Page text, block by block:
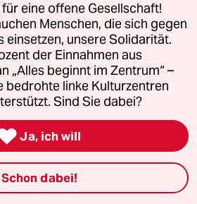
eine offene Gesellschaft!
Menschen, die sich gegen
einsetzen, unsere Solidarität.
der Einnahmen aus
„Alles beginnt im Zentrum“ –
bedrohte linke Kulturzentren
Sind Sie dabei?
Ja, ich will
Schon dabei!